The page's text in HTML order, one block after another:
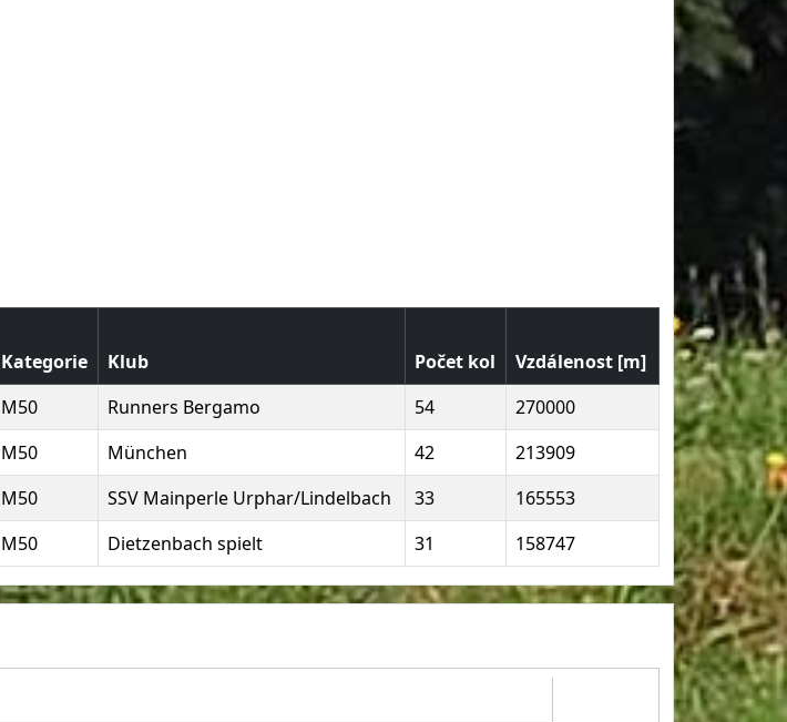
Kategorie Klub Počet kol
Vzdálenost [m]
M50 Runners Bergamo 54
270000
M50 München 42
213909
M50 SSV Mainperle Urphar/Lindelbach 33
165553
M50 Dietzenbach spielt 31 158747